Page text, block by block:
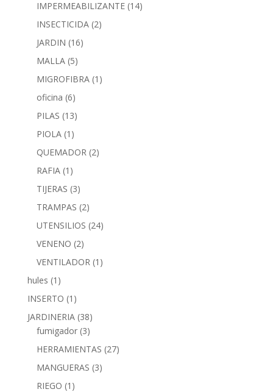
IMPERMEABILIZANTE (14)
INSECTICIDA (2)
JARDIN (16)
MALLA (5)
MIGROFIBRA (1)
oficina (6)
PILAS (13)
PIOLA (1)
QUEMADOR (2)
RAFIA (1)
TIJERAS (3)
TRAMPAS (2)
UTENSILIOS (24)
VENENO (2)
VENTILADOR (1)
hules (1)
INSERTO (1)
JARDINERIA (38)
fumigador (3)
HERRAMIENTAS (27)
MANGUERAS (3)
RIEGO (1)